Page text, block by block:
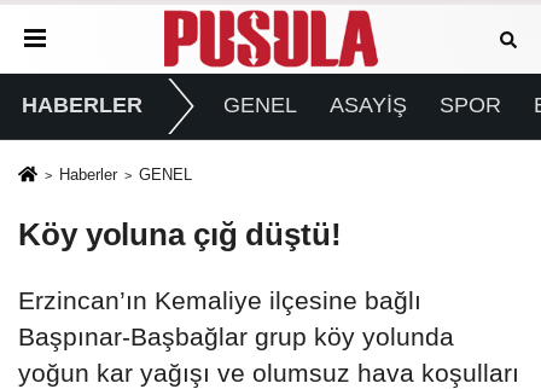
HABERLER GENEL ASAYİŞ SPOR
Haberler GENEL
Köy yoluna çığ düştü!
Erzincan’ın Kemaliye ilçesine bağlı
Başpınar-Başbağlar grup köy yolunda
yoğun kar yağışı ve olumsuz hava koşulları